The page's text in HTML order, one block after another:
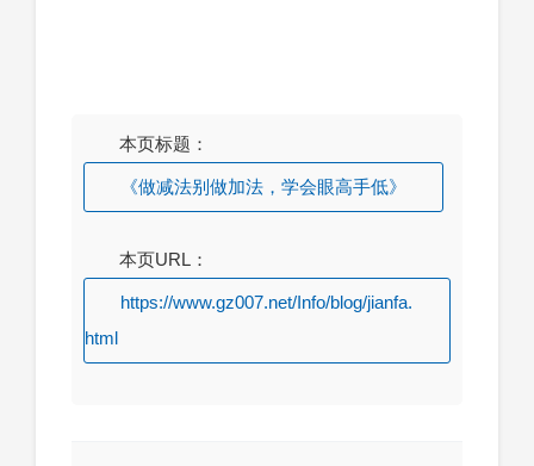
本页标题：
《做减法别做加法，学会眼高手低》
本页URL：
https://www.gz007.net/Info/blog/jianfa.
html